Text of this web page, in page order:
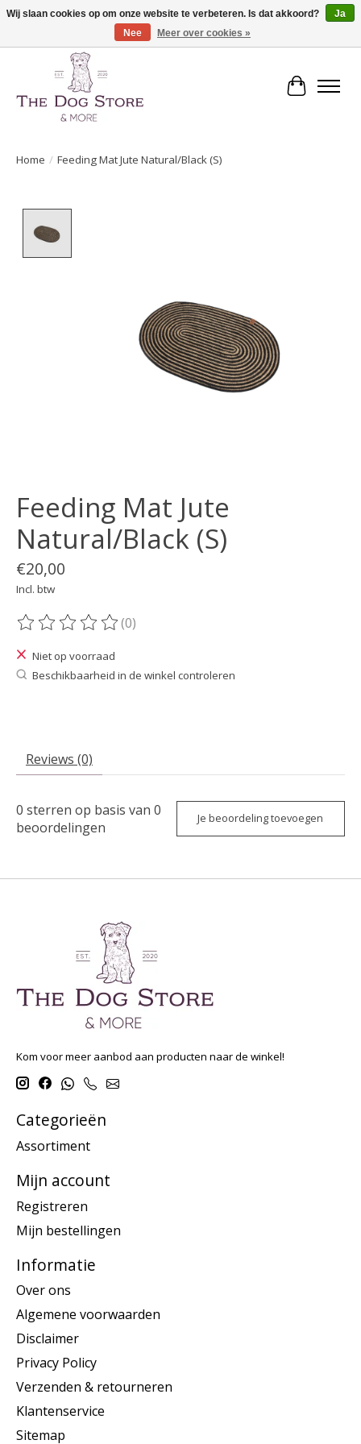
De speciaalzaak in hondenartikelen en meer!
Home / Feeding Mat Jute Natural/Black (S)
Feeding Mat Jute
Natural/Black (S)
€20,00
Incl. btw
De beoordeling van dit product is
(0)
Niet op voorraad
Beschikbaarheid in de winkel controleren
Reviews (0)
0 sterren op basis van 0
beoordelingen
Je beoordeling toevoegen
Kom voor meer aanbod aan producten naar de winkel!
Categorieën
Assortiment
Mijn account
Registreren
Mijn bestellingen
Informatie
Over ons
Algemene voorwaarden
Disclaimer
Privacy Policy
Verzenden & retourneren
Klantenservice
Sitemap
Wij slaan cookies op om onze website te verbeteren. Is dat akkoord?
Ja
Nee
Meer over cookies »